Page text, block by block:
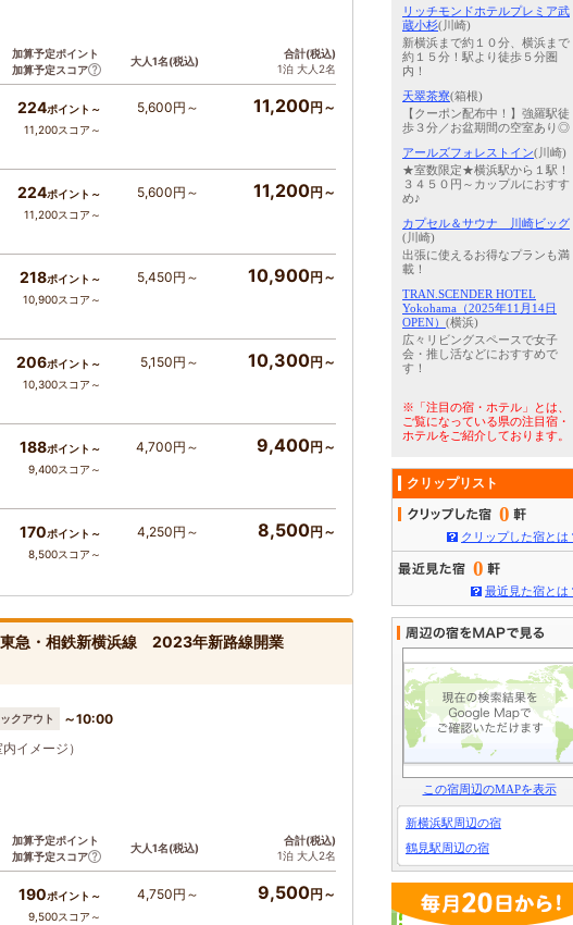
加算予定ポイント
加算予定スコア
大人1名(税込)
合計(税込)
1泊 大人2名
224ポイント～
11,200スコア～
5,600円～ 11,200円～
224ポイント～
11,200スコア～
5,600円～ 11,200円～
218ポイント～
10,900スコア～
5,450円～ 10,900円～
206ポイント～
10,300スコア～
5,150円～ 10,300円～
188ポイント～
9,400スコア～
4,700円～ 9,400円～
170ポイント～
8,500スコア～
4,250円～ 8,500円～
急・相鉄新横浜線 2023年新路線開業
クアウト
～10:00
イメージ）
加算予定ポイント
加算予定スコア
大人1名(税込)
合計(税込)
1泊 大人2名
190ポイント～
9,500スコア～
4,750円～ 9,500円～
リッチモンドホテルプレミア武
蔵小杉(川崎)
新横浜まで約１０分、横浜まで
約１５分！駅より徒歩５分圏
内！
天翠茶寮(箱根)
【クーポン配布中！】強羅駅徒
歩３分／お盆期間の空室あり◎
アールズフォレストイン(川崎)
★室数限定★横浜駅から１駅！
３４５０円～カップルにおすす
め♪
カプセル＆サウナ 川崎ビッグ
(川崎)
出張に使えるお得なプランも満
載！
TRAN.SCENDER HOTEL
Yokohama（2025年11月14日
OPEN） (横浜)
広々リビングスペースで女子
会・推し活などにおすすめで
す！
※「注目の宿・ホテル」とは、
ご覧になっている県の注目宿・
ホテルをご紹介しております。
クリップリスト
0
クリップした宿とは
0
最近見た宿とは
この宿周辺のMAPを表示
新横浜駅周辺の宿
鶴見駅周辺の宿